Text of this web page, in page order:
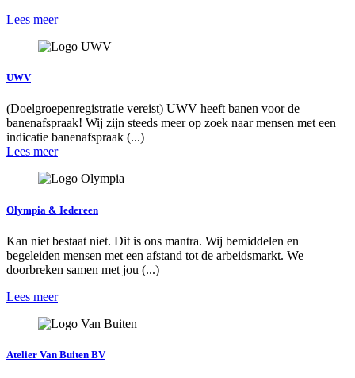
Lees meer
UWV
(Doelgroepenregistratie vereist) UWV heeft banen voor de
banenafspraak! Wij zijn steeds meer op zoek naar mensen met een
indicatie banenafspraak (...)
Lees meer
Olympia & Iedereen
Kan niet bestaat niet. Dit is ons mantra. Wij bemiddelen en
begeleiden mensen met een afstand tot de arbeidsmarkt. We
doorbreken samen met jou (...)
Lees meer
Atelier Van Buiten BV